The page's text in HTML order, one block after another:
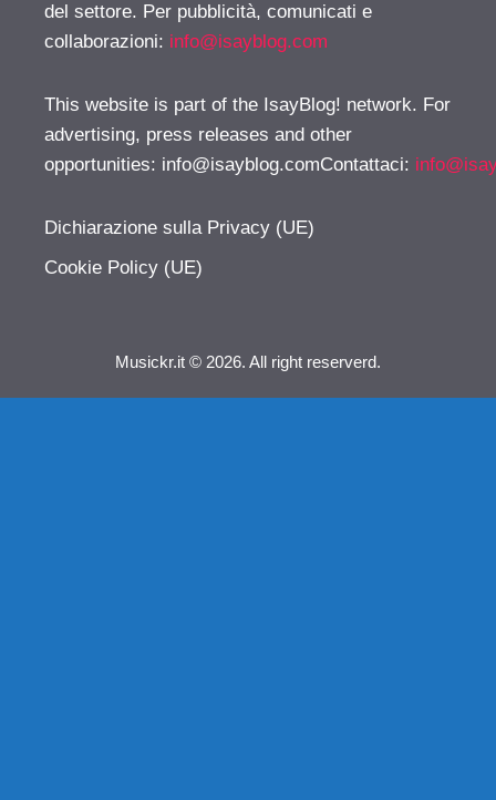
del settore. Per pubblicità, comunicati e
collaborazioni: info@isayblog.com
This website is part of the IsayBlog! network. For
advertising, press releases and other
opportunities: info@isayblog.comContattaci:
Dichiarazione sulla Privacy (UE)
Cookie Policy (UE)
Musickr.it © 2026. All right reserverd.